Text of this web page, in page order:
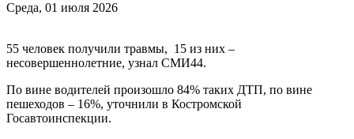
Среда, 01 июля 2026
55 человек получили травмы, 15 из них –
несовершеннолетние, узнал СМИ44.
По вине водителей произошло 84% таких ДТП, по вине
пешеходов – 16%, уточнили в Костромской
Госавтоинспекции.